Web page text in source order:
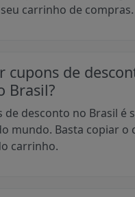
carrinho de compras.
cupons de
Brasil?
de desconto no Brasil é
mundo. Basta copiar o
carrinho.